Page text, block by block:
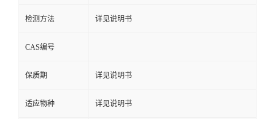
检测方法 详见说明书
CAS编号
保质期 详见说明书
适应物种 详见说明书